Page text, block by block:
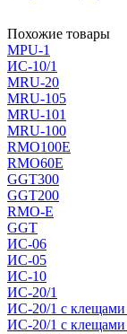
Похожие товары
MPU-1
ИС-10/1
MRU-20
MRU-105
MRU-101
MRU-100
RMO100E
RMO60E
GGT300
GGT200
RMO-E
GGT
ИС-06
ИС-05
ИС-10
ИС-20/1
ИС-20/1 с
ИС-20/1 с